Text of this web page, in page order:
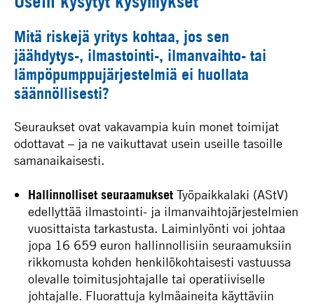
Mitä riskejä yritys kohtaa, jos sen
jäähdytys-, ilmastointi-, ilmanvaihto- tai
lämpöpumppujärjestelmiä ei huollata
säännöllisesti?
Seuraukset ovat vakavampia kuin monet toimijat
odottavat – ja ne vaikuttavat usein useille tasoille
samanaikaisesti.
Hallinnolliset seuraamukset Työpaikkalaki (AStV)
edellyttää ilmastointi- ja ilmanvaihtojärjestelmien
vuosittaista tarkastusta. Laiminlyönti voi johtaa
jopa 16 659 euron hallinnollisiin seuraamuksiin
rikkomusta kohden henkilökohtaisesti vastuussa
olevalle toimitusjohtajalle tai operatiiviselle
johtajalle. Fluorattuja kylmäaineita käyttäviin